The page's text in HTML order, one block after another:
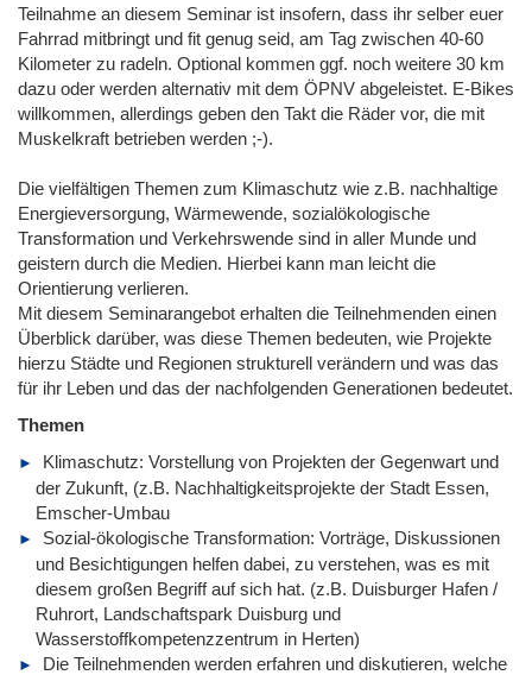
Teilnahme an diesem Seminar ist insofern, dass ihr selber euer
Fahrrad mitbringt und fit genug seid, am Tag zwischen 40-60
Kilometer zu radeln. Optional kommen ggf. noch weitere 30 km
dazu oder werden alternativ mit dem ÖPNV abgeleistet. E-Bikes
willkommen, allerdings geben den Takt die Räder vor, die mit
Muskelkraft betrieben werden ;-).
Die vielfältigen Themen zum Klimaschutz wie z.B. nachhaltige
Energieversorgung, Wärmewende, sozialökologische
Transformation und Verkehrswende sind in aller Munde und
geistern durch die Medien. Hierbei kann man leicht die
Orientierung verlieren.
Mit diesem Seminarangebot erhalten die Teilnehmenden einen
Überblick darüber, was diese Themen bedeuten, wie Projekte
hierzu Städte und Regionen strukturell verändern und was das
für ihr Leben und das der nachfolgenden Generationen bedeutet.
Themen
Klimaschutz: Vorstellung von Projekten der Gegenwart und
der Zukunft, (z.B. Nachhaltigkeitsprojekte der Stadt Essen,
Emscher-Umbau
Sozial-ökologische Transformation: Vorträge, Diskussionen
und Besichtigungen helfen dabei, zu verstehen, was es mit
diesem großen Begriff auf sich hat. (z.B. Duisburger Hafen /
Ruhrort, Landschaftspark Duisburg und
Wasserstoffkompetenzzentrum in Herten)
Die Teilnehmenden werden erfahren und diskutieren, welche